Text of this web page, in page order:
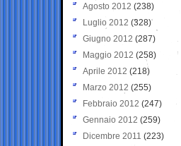
Agosto 2012 (238)
Luglio 2012 (328)
Giugno 2012 (287)
Maggio 2012 (258)
Aprile 2012 (218)
Marzo 2012 (255)
Febbraio 2012 (247)
Gennaio 2012 (259)
Dicembre 2011 (223)